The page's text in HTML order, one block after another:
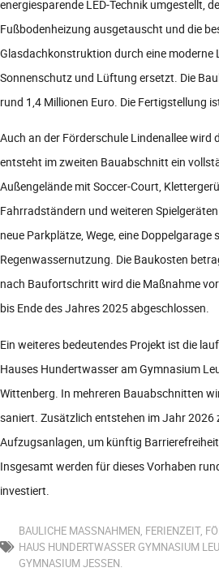
energiesparende LED-Technik umgestellt,
Fußbodenheizung ausgetauscht und die
Glasdachkonstruktion durch eine
Sonnenschutz und Lüftung ersetzt. Die
rund 1,4 Millionen Euro. Die Fertigstellung
Auch an der Förderschule Lindenallee
entsteht im zweiten Bauabschnitt ein
Außengelände mit Soccer-Court,
Fahrradständern und weiteren
neue Parkplätze, Wege, eine Doppelgarage
Regenwassernutzung. Die Baukosten
nach Baufortschritt wird die Maßnahme
bis Ende des Jahres 2025 abgeschlossen.
Ein weiteres bedeutendes Projekt ist die
Hauses Hundertwasser am Gymnasium
Wittenberg. In mehreren Bauabschnitten
saniert. Zusätzlich entstehen im Jahr 2026
Aufzugsanlagen, um künftig
Insgesamt werden für dieses Vorhaben
investiert.
BAULICHE MASSNAHMEN , FERIENZEIT,
HAUS HUNDERTWASSER GYMNASIUM
GYMNASIUM JESSEN.